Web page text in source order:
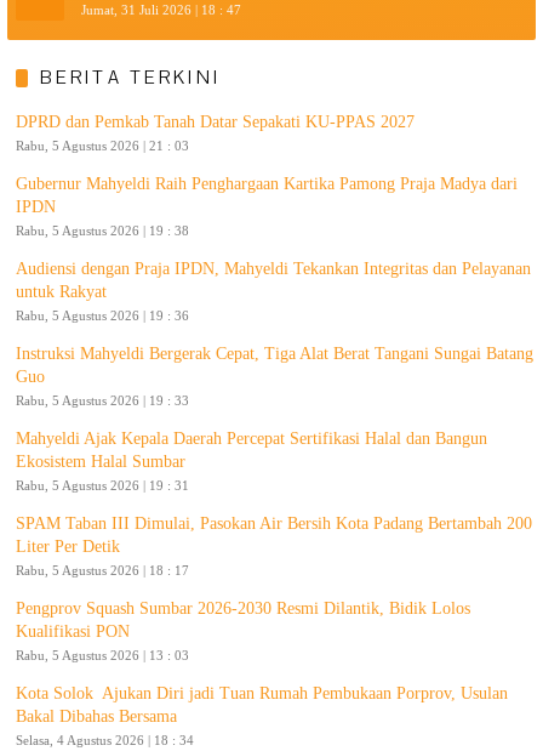
Jumat, 31 Juli 2026 | 18 : 47
BERITA TERKINI
DPRD dan Pemkab Tanah Datar Sepakati KU-PPAS 2027
Rabu, 5 Agustus 2026 | 21 : 03
Gubernur Mahyeldi Raih Penghargaan Kartika Pamong Praja Madya dari
IPDN
Rabu, 5 Agustus 2026 | 19 : 38
Audiensi dengan Praja IPDN, Mahyeldi Tekankan Integritas dan Pelayanan
untuk Rakyat
Rabu, 5 Agustus 2026 | 19 : 36
Instruksi Mahyeldi Bergerak Cepat, Tiga Alat Berat Tangani Sungai Batang
Guo
Rabu, 5 Agustus 2026 | 19 : 33
Mahyeldi Ajak Kepala Daerah Percepat Sertifikasi Halal dan Bangun
Ekosistem Halal Sumbar
Rabu, 5 Agustus 2026 | 19 : 31
SPAM Taban III Dimulai, Pasokan Air Bersih Kota Padang Bertambah 200
Liter Per Detik
Rabu, 5 Agustus 2026 | 18 : 17
Pengprov Squash Sumbar 2026-2030 Resmi Dilantik, Bidik Lolos
Kualifikasi PON
Rabu, 5 Agustus 2026 | 13 : 03
Kota Solok Ajukan Diri jadi Tuan Rumah Pembukaan Porprov, Usulan
Bakal Dibahas Bersama
Selasa, 4 Agustus 2026 | 18 : 34